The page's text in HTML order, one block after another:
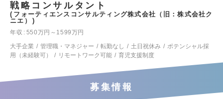
戦略コンサルタント
フォーティエンスコンサルティング株式会社（旧：株式会社ク
ニエ）
年収
550万円～1599万円
大手企業
管理職・マネジャー 転勤なし 土日祝休み
ポテンシャル採
用（未経験可）
リモートワーク可能 育児支援制度
募集情報